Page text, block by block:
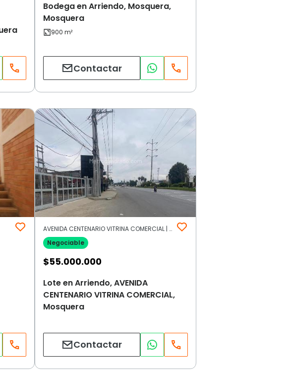
Bodega en Arriendo, Mosquera,
Mosquera
Contactar
AVENIDA CENTENARIO VITRINA COMERCIAL | Mosquera
Negociable
$55.000.000
Lote en Arriendo, AVENIDA
CENTENARIO VITRINA COMERCIAL,
Mosquera
Contactar